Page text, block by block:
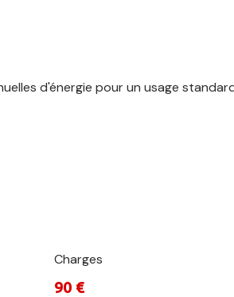
d'énergie pour un usage
Charges
90 €